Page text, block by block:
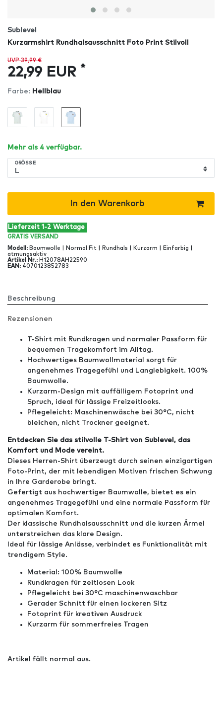
Sublevel
Kurzarmshirt Rundhalsausschnitt Foto Print Stilvoll
UVP 39,99 €
22,99 EUR *
Farbe: Hellblau
Mehr als 4 verfügbar.
GRÖSSE
In den Warenkorb
Lieferzeit 1-2 Werktage
GRATIS VERSAND
Modell : Baumwolle | Normal Fit | Rundhals | Kurzarm | Einfarbig |
atmungsaktiv
Artikel Nr.: H12078AH22590
EAN : 4070123852783
Beschreibung
Rezensionen
T-Shirt mit Rundkragen und normaler Passform für
bequemen Tragekomfort im Alltag.
Hochwertiges Baumwollmaterial sorgt für
angenehmes Tragegefühl und Langlebigkeit. 100%
Baumwolle.
Kurzarm-Design mit auffälligem Fotoprint und
Spruch, ideal für lässige Freizeitlooks.
Pflegeleicht: Maschinenwäsche bei 30°C, nicht
bleichen, nicht Trockner geeignet.
Entdecken Sie das stilvolle T-Shirt von Sublevel, das
Komfort und Mode vereint.
Dieses Herren-Shirt überzeugt durch seinen einzigartigen
Foto-Print, der mit lebendigen Motiven frischen Schwung
in Ihre Garderobe bringt.
Gefertigt aus hochwertiger Baumwolle, bietet es ein
angenehmes Tragegefühl und eine normale Passform für
optimalen Komfort.
Der klassische Rundhalsausschnitt und die kurzen Ärmel
unterstreichen das klare Design.
Ideal für lässige Anlässe, verbindet es Funktionalität mit
trendigem Style.
Material: 100% Baumwolle
Rundkragen für zeitlosen Look
Pflegeleicht bei 30°C maschinenwaschbar
Gerader Schnitt für einen lockeren Sitz
Fotoprint für kreativen Ausdruck
Kurzarm für sommerfreies Tragen
Artikel fällt normal aus.